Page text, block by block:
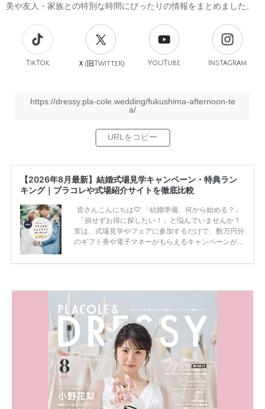
美や友人・家族との特別な時間にぴったりの情報をまとめました。
TikTok Ｘ(旧Twitter) YouTube Instagram
https://dressy.pla-cole.wedding/fukushima-afternoon-te
a/
【2026年8月最新】結婚式場見学キャンペーン・特典ラン
キング｜プラコレや式場紹介サイトを徹底比較
皆さんこんにちは♡ 「結婚準備、何から始める？」
「損せずお得に探したい！」と悩んでいませんか？
実は、式場見学やフェアに参加するだけで、数万円分
のギフト券や電子マネーがもらえるキャンペーンがあ
ため、比較せずに選ぶと損をしてしまうことも……。
内容：特典金額・条件・応募方法・注意点 「どこが
一番お得？」「プラコレの特典は？」といった疑問も
解決します。 まずは診断で候補を絞れる「ウェディ
ング診断」か、体験型 […]
続きを読む